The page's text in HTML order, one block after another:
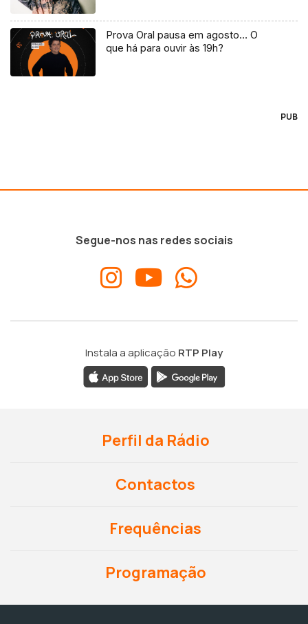
Prova Oral pausa em agosto… O
que há para ouvir às 19h?
PUB
Segue-nos nas redes sociais
Instala a aplicação RTP Play
Perfil da Rádio
Contactos
Frequências
Programação